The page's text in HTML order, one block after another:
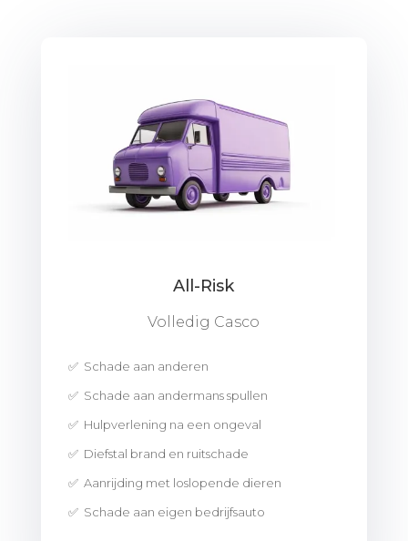
All-Risk
Volledig Casco
✅ Schade aan anderen
✅ Schade aan andermans spullen
✅ Hulpverlening na een ongeval
✅ Diefstal brand en ruitschade
✅ Aanrijding met loslopende dieren
✅ Schade aan eigen bedrijfsauto